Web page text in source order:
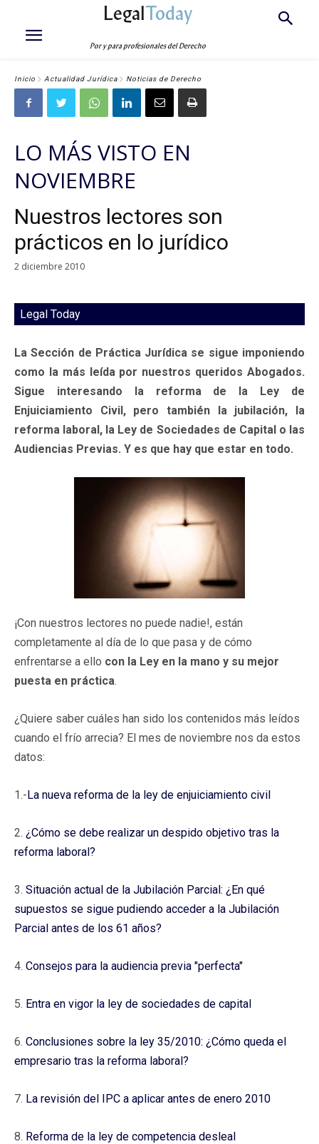
LegalToday
Por y para profesionales del Derecho
Inicio Actualidad Jurídica Noticias de Derecho
LO MÁS VISTO EN
NOVIEMBRE
Nuestros lectores son
prácticos en lo jurídico
2 diciembre 2010
Legal Today
La Sección de Práctica Jurídica se sigue imponiendo
como la más leída por nuestros queridos Abogados.
Sigue interesando la reforma de la Ley de
Enjuiciamiento Civil, pero también la jubilación, la
reforma laboral, la Ley de Sociedades de Capital o las
Audiencias Previas. Y es que hay que estar en todo.
¡Con nuestros lectores no puede nadie!, están
completamente al día de lo que pasa y de cómo
enfrentarse a ello con la Ley en la mano y su mejor
puesta en práctica.
¿Quiere saber cuáles han sido los contenidos más leídos
cuando el frío arrecia? El mes de noviembre nos da estos
datos:
1.-La nueva reforma de la ley de enjuiciamiento civil
2. ¿Cómo se debe realizar un despido objetivo tras la
reforma laboral?
3. Situación actual de la Jubilación Parcial: ¿En qué
supuestos se sigue pudiendo acceder a la Jubilación
Parcial antes de los 61 años?
4. Consejos para la audiencia previa "perfecta"
5. Entra en vigor la ley de sociedades de capital
6. Conclusiones sobre la ley 35/2010: ¿Cómo queda el
empresario tras la reforma laboral?
7. La revisión del IPC a aplicar antes de enero 2010
8. Reforma de la ley de competencia desleal